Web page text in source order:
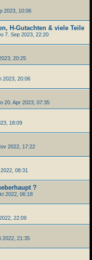
2023, 10:06
H-Gutachten & viele Teile
7. Sep 2023, 22:20
20:25
2023, 20:06
20. Apr 2023, 07:35
18:09
2022, 17:22
08:31
?
2022, 06:18
22:09
2022, 21:35